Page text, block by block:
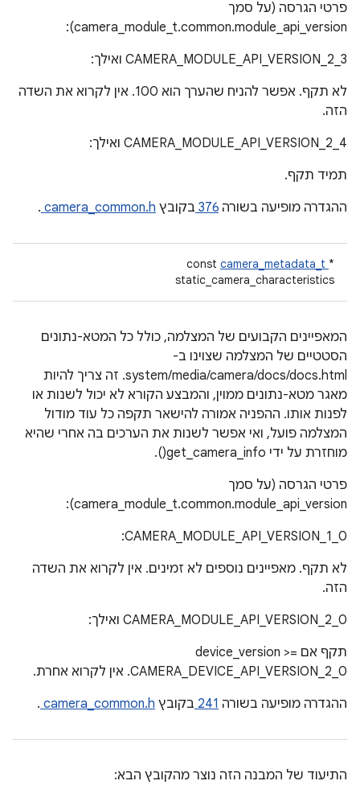
פרטי הגרסה (על סמך
camera_module_t.common.module_api_version):
CAMERA_MODULE_API_VERSION_2_3 ואילך:
לא תקף. אפשר להניח שהערך הוא 100. אין לקרוא את השדה
הזה.
CAMERA_MODULE_API_VERSION_2_4 ואילך:
תמיד תקף.
ההגדרה מופיעה בשורה 376 בקובץ camera_common.h
.
const camera_metadata_t *
static_camera_characteristics
המאפיינים הקבועים של המצלמה, כולל כל המטא-נתונים
הסטטיים של המצלמה שצוינו ב-
system/media/camera/docs/docs.html. זה צריך להיות
מאגר מטא-נתונים ממוין, והמבצע הקורא לא יכול לשנות או
לפנות אותו. ההפניה אמורה להישאר תקפה כל עוד מודול
המצלמה פועל, ואי אפשר לשנות את הערכים בה אחרי שהיא
מוחזרת על ידי get_camera_info().
פרטי הגרסה (על סמך
camera_module_t.common.module_api_version):
CAMERA_MODULE_API_VERSION_1_0:
לא תקף. מאפיינים נוספים לא זמינים. אין לקרוא את השדה
הזה.
CAMERA_MODULE_API_VERSION_2_0 ואילך:
תקף אם device_version >=
CAMERA_DEVICE_API_VERSION_2_0. אין לקרוא אחרת.
ההגדרה מופיעה בשורה 241 בקובץ camera_common.h
.
התיעוד של המבנה הזה נוצר מהקובץ הבא: